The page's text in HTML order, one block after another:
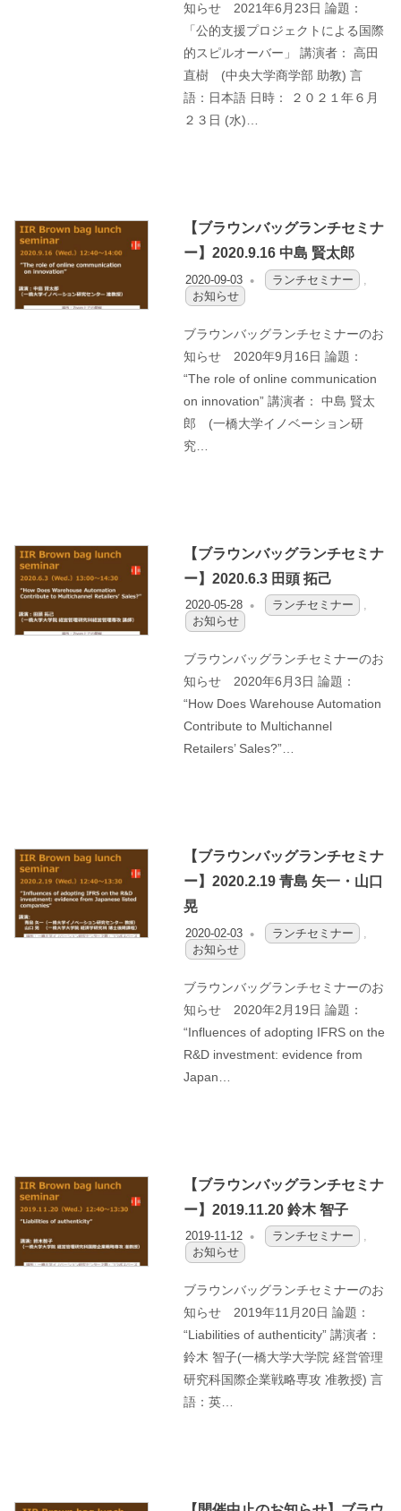
知らせ 2021年6月23日 論題：
「公的支援プロジェクトによる国際
的スピルオーバー」 講演者： 高田
直樹 (中央大学商学部 助教) 言
語：日本語 日時： ２０２１年６月
２３日 (水)…
【ブラウンバッグランチセミナ
ー】2020.9.16 中島 賢太郎
2020-09-03 OFO3_TESTIIR
ランチセミナー
お知らせ
ブラウンバッグランチセミナーのお
知らせ 2020年9月16日 論題：
“The role of online communication
on innovation” 講演者： 中島 賢太
郎 (一橋大学イノベーション研
究…
【ブラウンバッグランチセミナ
ー】2020.6.3 田頭 拓己
2020-05-28 OFO3_TESTIIR
ランチセミナー
,
お知らせ
ブラウンバッグランチセミナーのお
知らせ 2020年6月3日 論題：
“How Does Warehouse Automation
Contribute to Multichannel
Retailers’ Sales?”…
【ブラウンバッグランチセミナ
ー】2020.2.19 青島 矢一・山口
晃
2020-02-03 OFO3_TESTIIR
ランチセミナー
お知らせ
ブラウンバッグランチセミナーのお
知らせ 2020年2月19日 論題：
“Influences of adopting IFRS on the
R&D investment: evidence from
Japan…
【ブラウンバッグランチセミナ
ー】2019.11.20 鈴木 智子
2019-11-12 OFO3_TESTIIR
ランチセミナー
,
お知らせ
ブラウンバッグランチセミナーのお
知らせ 2019年11月20日 論題：
“Liabilities of authenticity” 講演者：
鈴木 智子(一橋大学大学院 経営管理
研究科国際企業戦略専攻 准教授) 言
語：英…